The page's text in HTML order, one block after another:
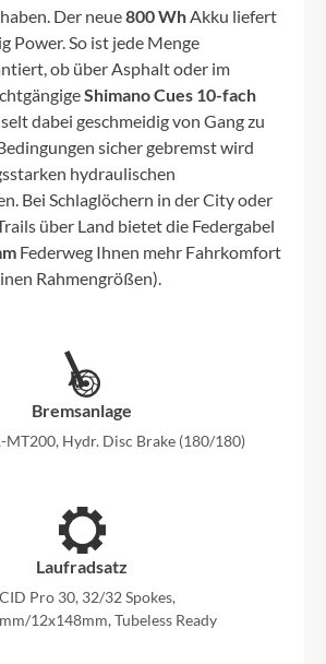
Der neue800 WhAkku liefert
Power. So ist jede Menge
ob über Asphalt oder im
Shimano Cues 10-fach
dabei geschmeidig von Gang zu
sicher gebremst wird
hydraulischen
Bei Schlaglöchern in der City oder
über Land bietet die Federgabel
Federweg Ihnen mehr Fahrkomfort
Rahmengrößen).
Bremsanlage
MT200, Hydr. Disc Brake (180/180)
Laufradsatz
Pro 30, 32/32 Spokes,
12x148mm, Tubeless Ready